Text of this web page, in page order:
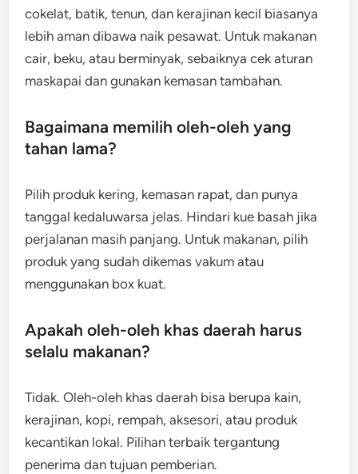
cokelat, batik, tenun, dan kerajinan kecil biasanya
lebih aman dibawa naik pesawat. Untuk makanan
cair, beku, atau berminyak, sebaiknya cek aturan
maskapai dan gunakan kemasan tambahan.
Bagaimana memilih oleh-oleh yang
tahan lama?
Pilih produk kering, kemasan rapat, dan punya
tanggal kedaluwarsa jelas. Hindari kue basah jika
perjalanan masih panjang. Untuk makanan, pilih
produk yang sudah dikemas vakum atau
menggunakan box kuat.
Apakah oleh-oleh khas daerah harus
selalu makanan?
Tidak. Oleh-oleh khas daerah bisa berupa kain,
kerajinan, kopi, rempah, aksesori, atau produk
kecantikan lokal. Pilihan terbaik tergantung
penerima dan tujuan pemberian.